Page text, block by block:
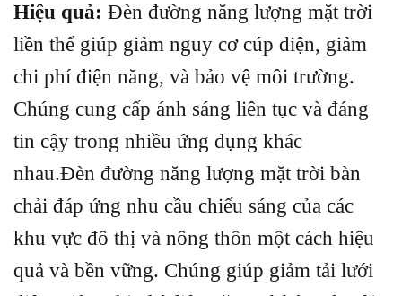
Hiệu quả: Đèn đường năng lượng mặt trời
liền thể giúp giảm nguy cơ cúp điện, giảm
chi phí điện năng, và bảo vệ môi trường.
Chúng cung cấp ánh sáng liên tục và đáng
tin cậy trong nhiều ứng dụng khác
nhau.Đèn đường năng lượng mặt trời bàn
chải đáp ứng nhu cầu chiếu sáng của các
khu vực đô thị và nông thôn một cách hiệu
quả và bền vững. Chúng giúp giảm tải lưới